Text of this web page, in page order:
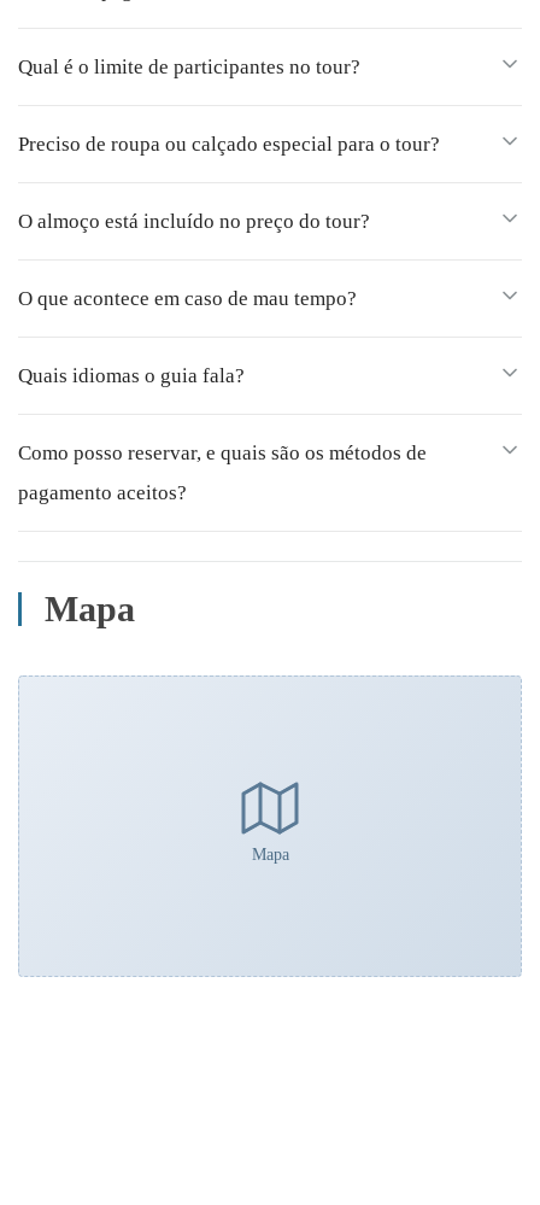
Qual é o limite de participantes no tour?
Preciso de roupa ou calçado especial para o tour?
O almoço está incluído no preço do tour?
O que acontece em caso de mau tempo?
Quais idiomas o guia fala?
Como posso reservar, e quais são os métodos de
pagamento aceitos?
Mapa
Mapa